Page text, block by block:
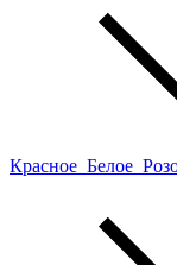
Красное Белое